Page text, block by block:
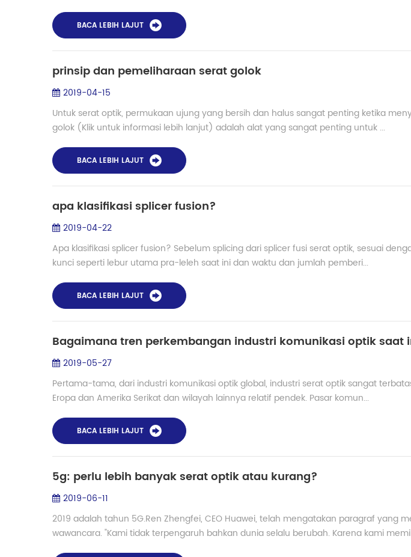
BACA LEBIH LAJUT
prinsip dan pemeliharaan serat golok
2019-04-15
Untuk serat optik, permukaan ujung yang bersih dan halus sangat penting ketika
golok (Klik untuk informasi lebih lanjut) adalah alat yang sangat penting untuk ...
BACA LEBIH LAJUT
apa klasifikasi splicer fusion?
2019-04-22
Apa klasifikasi splicer fusion? Sebelum splicing dari splicer fusi serat optik, sesuai
kunci seperti lebur utama pra-leleh saat ini dan waktu dan jumlah pemberi...
BACA LEBIH LAJUT
Bagaimana tren perkembangan industri komunikasi optik saat
2019-05-27
Pertama-tama, dari industri komunikasi optik global, industri serat optik sangat
Eropa dan Amerika Serikat dan wilayah lainnya relatif pendek. Pasar komun...
BACA LEBIH LAJUT
5g: perlu lebih banyak serat optik atau kurang?
2019-06-11
2019 adalah tahun 5G.Ren Zhengfei, CEO Huawei, telah mengatakan paragraf yang
wawancara. "Kami tidak terpengaruh bahkan dunia selalu berubah. Karena kami